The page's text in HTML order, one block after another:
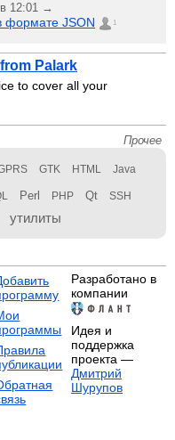
12:01 →
формате JSON 1
Palark
to cover all your
Прочее
GTK HTML Java
Perl PHP Qt SSH
утилиты
Разработано в
компании
Идея и
поддержка
проекта —
Дмитрий
Шурупов